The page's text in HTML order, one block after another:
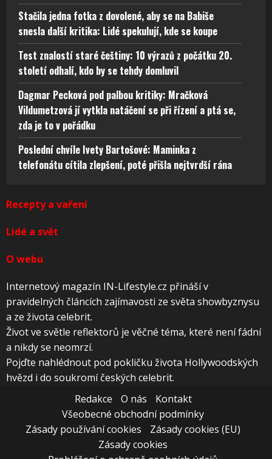
Stačila jedna fotka z dovolené, aby se na Babiše
snesla další kritika: Lidé spekulují, kde se koupe
Test znalostí staré češtiny: 10 výrazů z počátku 20.
století odhalí, kdo by se tehdy domluvil
Dagmar Pecková pod palbou kritiky: Mračková
Vildumetzová jí vytkla natáčení se při řízení a ptá se,
zda je to v pořádku
Poslední chvíle Ivety Bartošové: Maminka z
telefonátu cítila zlepšení, poté přišla nejtvrdší rána
Recepty a vaření
Lidé a svět
O webu
Internetový magazín IN-Lifestyle.cz přináší v
pravidelných článcích zajímavosti ze světa showbyznysu
a ze života celebrit.
Život ve světle reflektorů je věčné téma, které není fádní
a nikdy se neomrzí.
Pojďte nahlédnout pod pokličku života Hollywoodských
hvězd i do soukromí českých celebrit.
Redakce
O nás
Kontakt
Všeobecné obchodní podmínky
Zásady používání cookies
Zásady cookies (EU)
Zásady cookies